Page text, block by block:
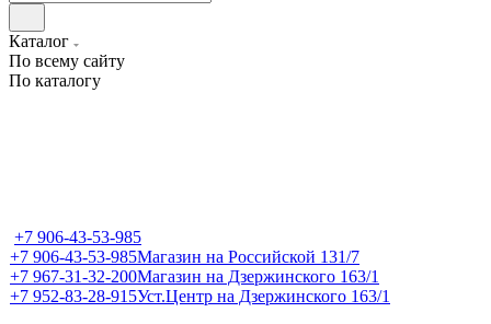
Каталог
По всему сайту
По каталогу
+7 906-43-53-985
+7 906-43-53-985Магазин на Российской 131/7
+7 967-31-32-200Магазин на Дзержинского 163/1
+7 952-83-28-915Уст.Центр на Дзержинского 163/1